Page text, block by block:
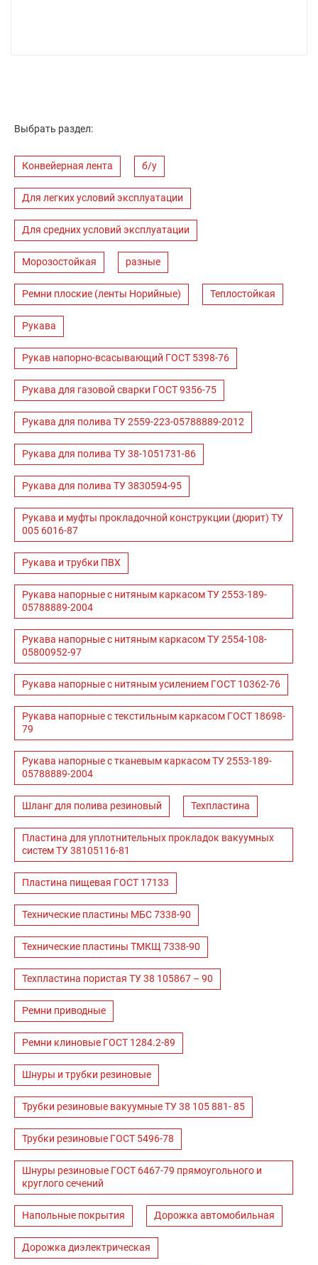
Выбрать раздел:
Конвейерная лента б/у
Для легких условий эксплуатации
Для средних условий эксплуатации
Морозостойкая разные
Ремни плоские (ленты Норийные) Теплостойкая
Рукава
Рукав напорно-всасывающий ГОСТ 5398-76
Рукава для газовой сварки ГОСТ 9356-75
Рукава для полива ТУ 2559-223-05788889-2012
Рукава для полива ТУ 38-1051731-86
Рукава для полива ТУ 3830594-95
Рукава и муфты прокладочной конструкции (дюрит) ТУ
005 6016-87
Рукава и трубки ПВХ
Рукава напорные с нитяным каркасом ТУ 2553-189-
05788889-2004
Рукава напорные с нитяным каркасом ТУ 2554-108-
05800952-97
Рукава напорные с нитяным усилением ГОСТ 10362-76
Рукава напорные с текстильным каркасом ГОСТ 18698-
79
Рукава напорные с тканевым каркасом ТУ 2553-189-
05788889-2004
Шланг для полива резиновый Техпластина
Пластина для уплотнительных прокладок вакуумных
систем ТУ 38105116-81
Пластина пищевая ГОСТ 17133
Технические пластины МБС 7338-90
Технические пластины ТМКЩ 7338-90
Техпластина пористая ТУ 38 105867 – 90
Ремни приводные
Ремни клиновые ГОСТ 1284.2-89
Шнуры и трубки резиновые
Трубки резиновые вакуумные ТУ 38 105 881- 85
Трубки резиновые ГОСТ 5496-78
Шнуры резиновые ГОСТ 6467-79 прямоугольного и
круглого сечений
Напольные покрытия Дорожка автомобильная
Дорожка диэлектрическая